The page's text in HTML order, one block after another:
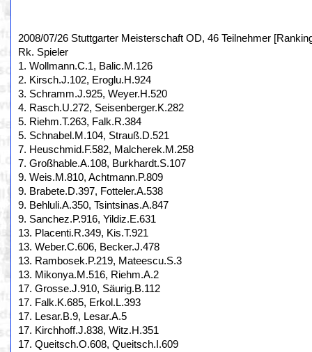
2008/07/26 Stuttgarter Meisterschaft OD, 46 Teilnehmer
Rk. Spieler
1. Wollmann.C.1, Balic.M.126
2. Kirsch.J.102, Eroglu.H.924
3. Schramm.J.925, Weyer.H.520
4. Rasch.U.272, Seisenberger.K.282
5. Riehm.T.263, Falk.R.384
5. Schnabel.M.104, Strauß.D.521
7. Heuschmid.F.582, Malcherek.M.258
7. Großhable.A.108, Burkhardt.S.107
9. Weis.M.810, Achtmann.P.809
9. Brabete.D.397, Fotteler.A.538
9. Behluli.A.350, Tsintsinas.A.847
9. Sanchez.P.916, Yildiz.E.631
13. Placenti.R.349, Kis.T.921
13. Weber.C.606, Becker.J.478
13. Rambosek.P.219, Mateescu.S.3
13. Mikonya.M.516, Riehm.A.2
17. Grosse.J.910, Säurig.B.112
17. Falk.K.685, Erkol.L.393
17. Lesar.B.9, Lesar.A.5
17. Kirchhoff.J.838, Witz.H.351
17. Queitsch.O.608, Queitsch.I.609